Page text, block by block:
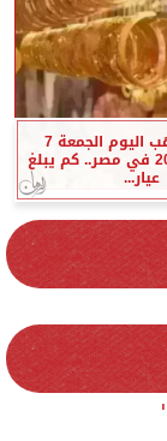
أسعار الذهب اليوم الجمعة 7
أغسطس 2026 في مصر.. كم يبلغ
عيار...